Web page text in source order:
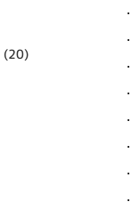
(20)